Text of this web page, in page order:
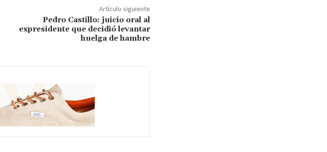
Artículo siguiente
Pedro Castillo: juicio oral al
expresidente que decidió levantar
huelga de hambre